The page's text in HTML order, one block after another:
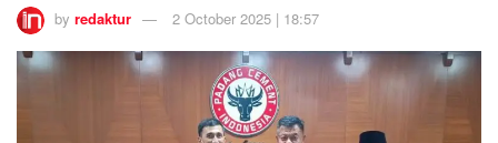
by redaktur 2 October 2025 | 18:57